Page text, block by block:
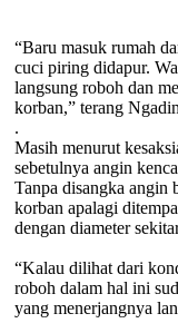
“Baru masuk rumah
cuci piring didapur.
langsung roboh dan
korban,” terang
.
Masih menurut
sebetulnya angin
Tanpa disangka angin
korban apalagi
dengan diameter
“Kalau dilihat dari
roboh dalam hal ini
yang menerjangnya